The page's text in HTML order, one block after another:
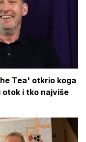
Tea' otkrio koga
i tko najviše